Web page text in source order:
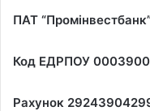
ПАТ “Промінвестбанк
Код ЕДРПОУ
Рахунок